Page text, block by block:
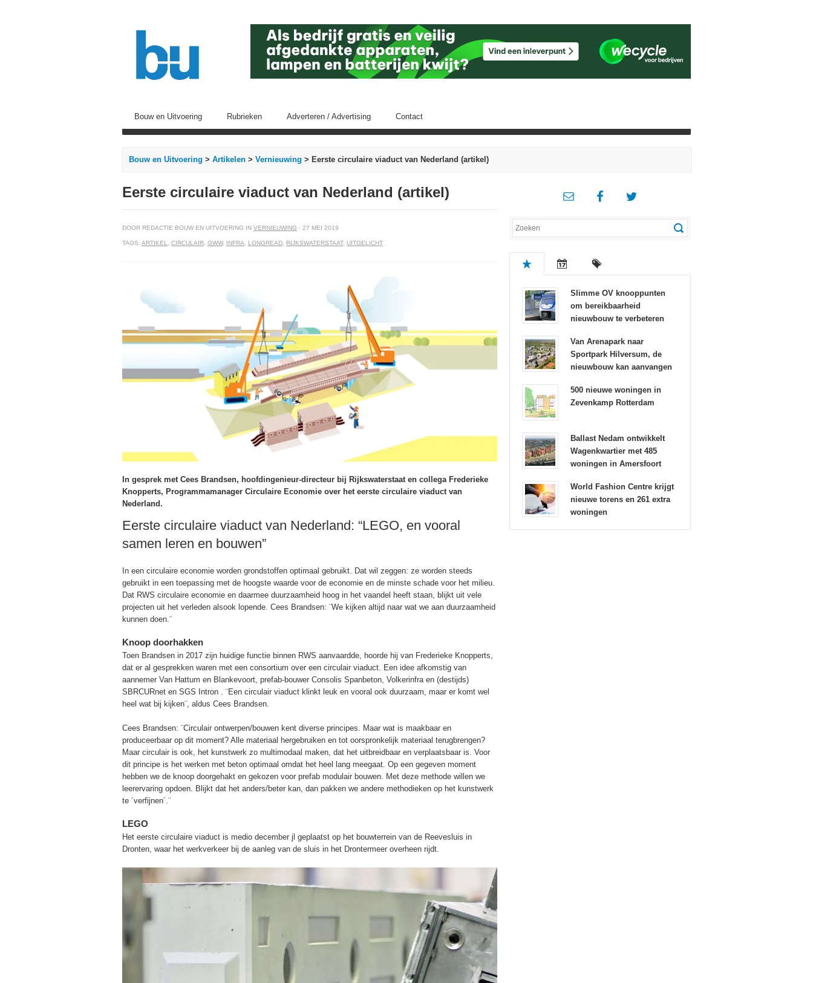
Bouw en Uitvoering Rubrieken Adverteren / Advertising Contact
Bouw en Uitvoering > Artikelen > Vernieuwing > Eerste circulaire viaduct van Nederland (artikel)
Eerste circulaire viaduct van Nederland (artikel)
DOOR REDACTIE BOUW EN UITVOERING IN VERNIEUWING · 27 MEI 2019
TAGS: ARTIKEL CIRCULAIR GWW, INFRA LONGREAD RIJKSWATERSTAAT, UITGELICHT
In gesprek met Cees Brandsen, hoofdingenieur-directeur bij Rijkswaterstaat en collega Frederieke
Knopperts, Programmamanager Circulaire Economie over het eerste circulaire viaduct van
Nederland.
Eerste circulaire viaduct van Nederland: “LEGO, en vooral
samen leren en bouwen”
In een circulaire economie worden grondstoffen optimaal gebruikt. Dat wil zeggen: ze worden steeds
gebruikt in een toepassing met de hoogste waarde voor de economie en de minste schade voor het milieu.
Dat RWS circulaire economie en daarmee duurzaamheid hoog in het vaandel heeft staan, blijkt uit vele
projecten uit het verleden alsook lopende. Cees Brandsen: ¨We kijken altijd naar wat we aan duurzaamheid
kunnen doen.¨
Knoop doorhakken
Toen Brandsen in 2017 zijn huidige functie binnen RWS aanvaardde, hoorde hij van Frederieke Knopperts,
dat er al gesprekken waren met een consortium over een circulair viaduct. Een idee afkomstig van
aannemer Van Hattum en Blankevoort, prefab-bouwer Consolis Spanbeton, Volkerinfra en (destijds)
SBRCURnet en SGS Intron . ¨Een circulair viaduct klinkt leuk en vooral ook duurzaam, maar er komt wel
heel wat bij kijken¨, aldus Cees Brandsen.
Cees Brandsen: ¨Circulair ontwerpen/bouwen kent diverse principes. Maar wat is maakbaar en
produceerbaar op dit moment? Alle materiaal hergebruiken en tot oorspronkelijk materiaal terugbrengen?
Maar circulair is ook, het kunstwerk zo multimodaal maken, dat het uitbreidbaar en verplaatsbaar is. Voor
dit principe is het werken met beton optimaal omdat het heel lang meegaat. Op een gegeven moment
hebben we de knoop doorgehakt en gekozen voor prefab modulair bouwen. Met deze methode willen we
leerervaring opdoen. Blijkt dat het anders/beter kan, dan pakken we andere methodieken op het kunstwerk
te ´verfijnen´.¨
LEGO
Het eerste circulaire viaduct is medio december jl geplaatst op het bouwterrein van de Reevesluis in
Dronten, waar het werkverkeer bij de aanleg van de sluis in het Drontermeer overheen rijdt.
Slimme OV knooppunten
om bereikbaarheid
nieuwbouw te verbeteren
Van Arenapark naar
Sportpark Hilversum, de
nieuwbouw kan aanvangen
500 nieuwe woningen in
Zevenkamp Rotterdam
Ballast Nedam ontwikkelt
Wagenkwartier met 485
woningen in Amersfoort
World Fashion Centre krijgt
nieuwe torens en 261 extra
woningen